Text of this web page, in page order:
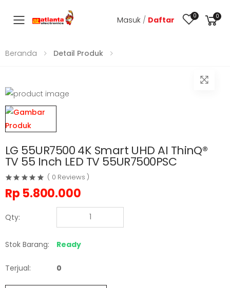
Toggle mobile menu
Masuk / Daftar 0 0
Beranda Detail Produk
LG 55UR7500 4K Smart UHD AI ThinQ®
TV 55 Inch LED TV 55UR7500PSC
( 0 Reviews )
Rp 5.800.000
Qty:
Stok Barang: Ready
Terjual: 0